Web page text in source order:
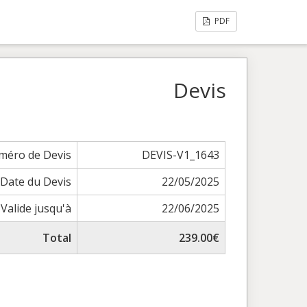
PDF
Devis
de Devis
DEVIS-V1_1643
Date du Devis
22/05/2025
Valide jusqu'à
22/06/2025
Total
239.00€